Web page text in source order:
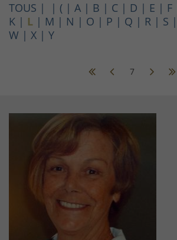
TOUS
( A B C D E F
K
L M N O P Q R S
W
X Y
7